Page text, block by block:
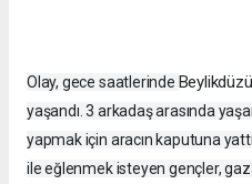
Olay, gece saatlerinde
yaşandı. 3 arkadaş arasında
yapmak için aracın kaputuna
ile eğlenmek isteyen gençler,